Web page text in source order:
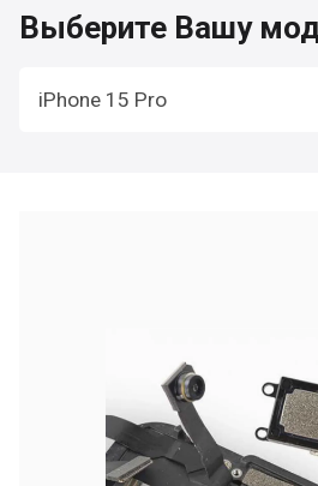
Выберите Вашу
iPhone 15 Pro